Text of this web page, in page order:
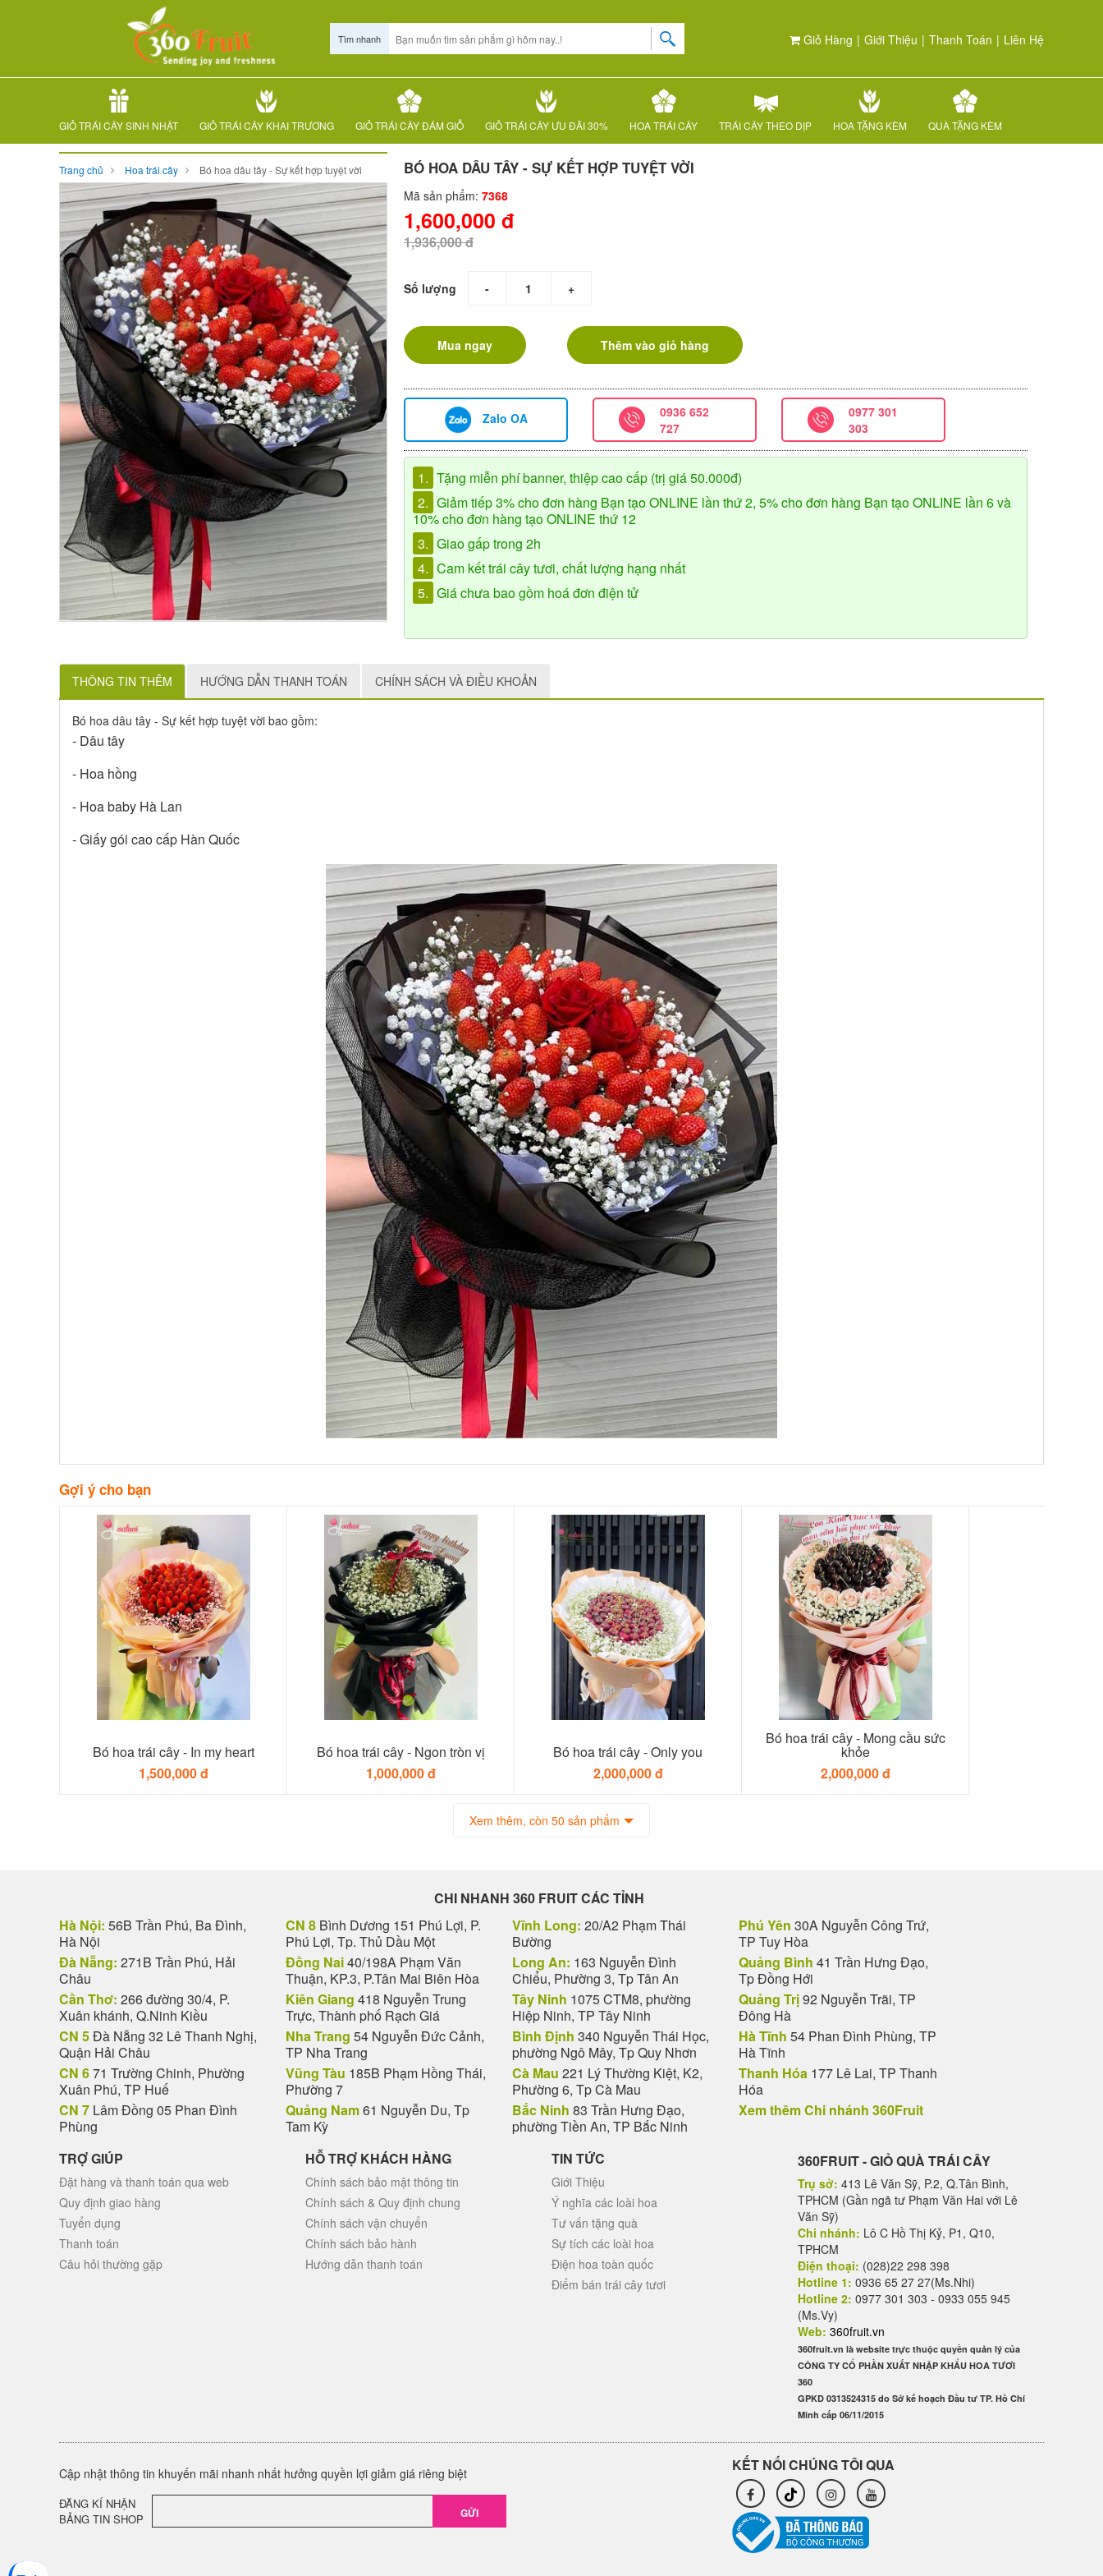
Giỏ Hàng | Giới Thiệu | Thanh Toán | Liên Hệ
Tìm nhanh
GIỎ TRÁI CÂY SINH NHẬT GIỎ TRÁI CÂY KHAI TRƯƠNG GIỎ TRÁI CÂY ĐÁM GIỖ GIỎ TRÁI CÂY ƯU ĐÃI 30% HOA TRÁI CÂY TRÁI CÂY THEO DỊP HOA TẶNG KÈM QUÀ TẶNG KÈM
Trang chủ Hoa trái cây Bó hoa dâu tây - Sự kết hợp tuyệt vời BÓ HOA DÂU TÂY - SỰ KẾT HỢP TUYỆT VỜI
Mã sản phẩm: 7368
1,600,000 đ
1,936,000 đ
Số lượng - +
Mua ngay Thêm vào giỏ hàng
Zalo OA
0936 652
727
0977 301
303
1. Tặng miễn phí banner, thiệp cao cấp (trị giá 50.000đ)
2. Giảm tiếp 3% cho đơn hàng Bạn tạo ONLINE lần thứ 2, 5% cho đơn hàng Bạn tạo ONLINE lần 6 và
10% cho đơn hàng tạo ONLINE thứ 12
3. Giao gấp trong 2h
4. Cam kết trái cây tươi, chất lượng hạng nhất
5. Giá chưa bao gồm hoá đơn điện tử
THÔNG TIN THÊM HƯỚNG DẪN THANH TOÁN CHÍNH SÁCH VÀ ĐIỀU KHOẢN
Bó hoa dâu tây - Sự kết hợp tuyệt vời bao gồm:
- Dâu tây
- Hoa hồng
- Hoa baby Hà Lan
- Giấy gói cao cấp Hàn Quốc
Gợi ý cho bạn
Bó hoa trái cây - In my heart
1,500,000 đ
Bó hoa trái cây - Ngon tròn vị
1,000,000 đ
Bó hoa trái cây - Only you
2,000,000 đ
Bó hoa trái cây - Mong cầu sức
khỏe
2,000,000 đ
Xem thêm, còn 50 sản phẩm
CHI NHANH 360 FRUIT CÁC TỈNH
Hà Nội: 56B Trần Phú, Ba Đình,
Hà Nội
Đà Nẵng: 271B Trần Phú, Hải
Châu
Cần Thơ: 266 đường 30/4, P.
Xuân khánh, Q.Ninh Kiều
CN 5Đà Nẵng 32 Lê Thanh Nghị,
Quận Hải Châu
CN 671 Trường Chinh, Phường
Xuân Phú, TP Huế
CN 7 Lâm Đồng 05 Phan Đình
Phùng
CN 8 Bình Dương 151 Phú Lợi, P.
Phú Lợi, Tp. Thủ Dầu Một
Đồng Nai40/198A Phạm Văn
Thuận, KP.3, P.Tân Mai Biên Hòa
Kiên Giang 418 Nguyễn Trung
Trực, Thành phố Rạch Giá
Nha Trang 54 Nguyễn Đức Cảnh,
TP Nha Trang
Vũng Tàu 185B Phạm Hồng Thái,
Phường 7
Quảng Nam61 Nguyễn Du, Tp
Tam Kỳ
Vĩnh Long: 20/A2 Phạm Thái
Bường
Long An: 163 Nguyễn Đình
Chiểu, Phường 3, Tp Tân An
Tây Ninh 1075 CTM8, phường
Hiệp Ninh, TP Tây Ninh
Bình Định 340 Nguyễn Thái Học,
phường Ngô Mây, Tp Quy Nhơn
Cà Mau 221 Lý Thường Kiệt, K2,
Phường 6, Tp Cà Mau
Bắc Ninh 83 Trần Hưng Đạo,
phường Tiền An, TP Bắc Ninh
Phú Yên 30A Nguyễn Công Trứ,
TP Tuy Hòa
Quảng Bình 41 Trần Hưng Đạo,
Tp Đồng Hới
Quảng Trị92 Nguyễn Trãi, TP
Đông Hà
Hà Tĩnh 54 Phan Đình Phùng, TP
Hà Tĩnh
Thanh Hóa 177 Lê Lai, TP Thanh
Hóa
Xem thêm Chi nhánh 360Fruit
TRỢ GIÚP
Đặt hàng và thanh toán qua web
Quy định giao hàng
Tuyển dụng
Thanh toán
Câu hỏi thường gặp
HỖ TRỢ KHÁCH HÀNG
Chính sách bảo mật thông tin
Chính sách & Quy định chung
Chính sách vận chuyển
Chính sách bảo hành
Hướng dẫn thanh toán
TIN TỨC
Giới Thiệu
Ý nghĩa các loài hoa
Tư vấn tặng quà
Sự tích các loài hoa
Điện hoa toàn quốc
Điểm bán trái cây tươi
360FRUIT - GIỎ QUÀ TRÁI CÂY
Trụ sở: 413 Lê Văn Sỹ, P.2, Q.Tân Bình,
TPHCM (Gần ngã tư Phạm Văn Hai với Lê
Văn Sỹ)
Chi nhánh: Lô C Hồ Thị Kỷ, P1, Q10,
TPHCM
Điện thoại: (028)22 298 398
Hotline 1: 0936 65 27 27(Ms.Nhi)
Hotline 2: 0977 301 303 - 0933 055 945
(Ms.Vy)
Web: 360fruit.vn
360fruit.vn là website trực thuộc quyền quản lý của
CÔNG TY CỔ PHẦN XUẤT NHẬP KHẨU HOA TƯƠI
360
GPKD 0313524315 do Sở kế hoạch Đầu tư TP. Hồ Chí
Minh cấp 06/11/2015
Cập nhật thông tin khuyến mãi nhanh nhất hưởng quyền lợi giảm giá riêng biệt
ĐĂNG KÍ NHẬN
BẢNG TIN SHOP
GỬI
KẾT NỐI CHÚNG TÔI QUA